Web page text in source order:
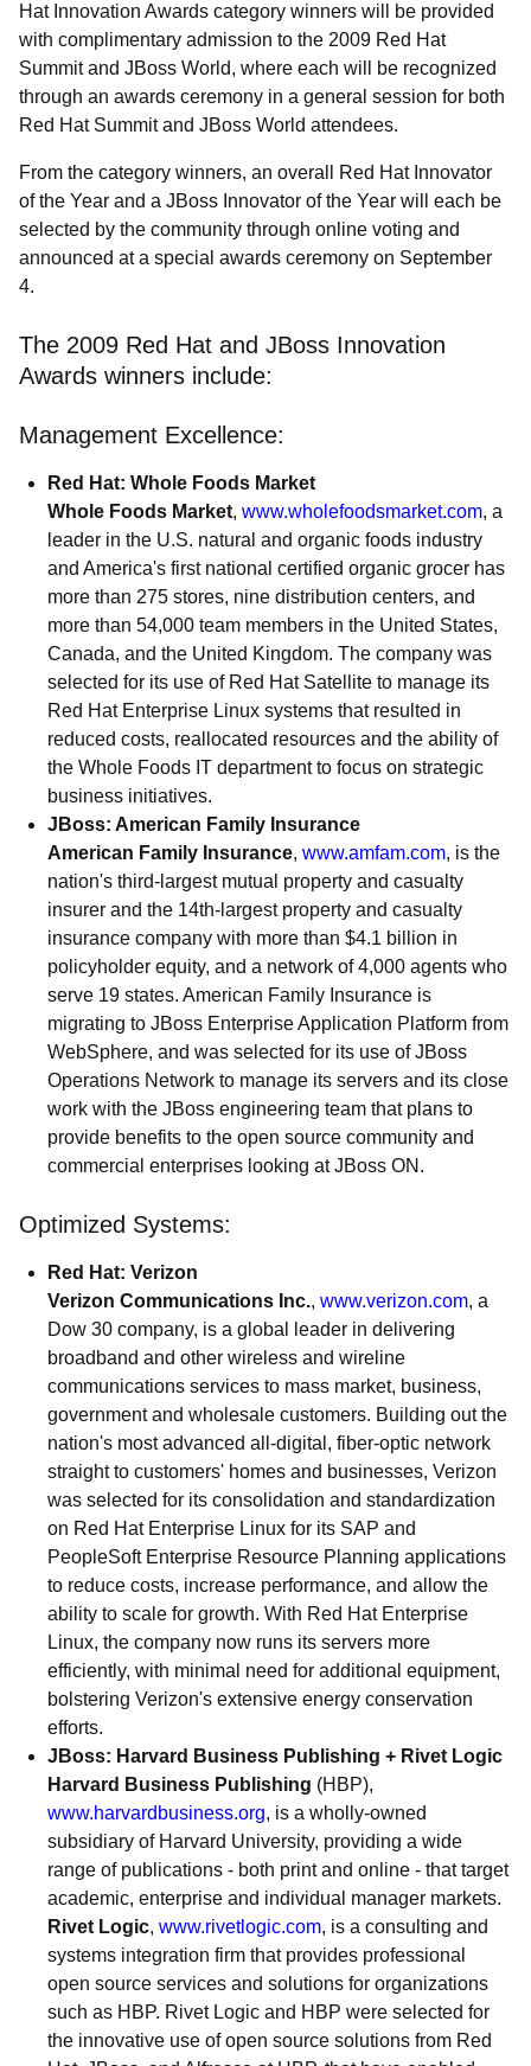
Hat Innovation Awards category winners will be provided
with complimentary admission to the 2009 Red Hat
Summit and JBoss World, where each will be recognized
through an awards ceremony in a general session for both
Red Hat Summit and JBoss World attendees.
From the category winners, an overall Red Hat Innovator
of the Year and a JBoss Innovator of the Year will each be
selected by the community through online voting and
announced at a special awards ceremony on September
4.
The 2009 Red Hat and JBoss Innovation
Awards winners include:
Management Excellence:
Red Hat: Whole Foods Market
Whole Foods Market, www.wholefoodsmarket.com, a
leader in the U.S. natural and organic foods industry
and America's first national certified organic grocer has
more than 275 stores, nine distribution centers, and
more than 54,000 team members in the United States,
Canada, and the United Kingdom. The company was
selected for its use of Red Hat Satellite to manage its
Red Hat Enterprise Linux systems that resulted in
reduced costs, reallocated resources and the ability of
the Whole Foods IT department to focus on strategic
business initiatives.
JBoss: American Family Insurance
American Family Insurance, www.amfam.com, is the
nation's third-largest mutual property and casualty
insurer and the 14th-largest property and casualty
insurance company with more than $4.1 billion in
policyholder equity, and a network of 4,000 agents who
serve 19 states. American Family Insurance is
migrating to JBoss Enterprise Application Platform from
WebSphere, and was selected for its use of JBoss
Operations Network to manage its servers and its close
work with the JBoss engineering team that plans to
provide benefits to the open source community and
commercial enterprises looking at JBoss ON.
Optimized Systems:
Red Hat: Verizon
Verizon Communications Inc., www.verizon.com, a
Dow 30 company, is a global leader in delivering
broadband and other wireless and wireline
communications services to mass market, business,
government and wholesale customers. Building out the
nation's most advanced all-digital, fiber-optic network
straight to customers' homes and businesses, Verizon
was selected for its consolidation and standardization
on Red Hat Enterprise Linux for its SAP and
PeopleSoft Enterprise Resource Planning applications
to reduce costs, increase performance, and allow the
ability to scale for growth. With Red Hat Enterprise
Linux, the company now runs its servers more
efficiently, with minimal need for additional equipment,
bolstering Verizon's extensive energy conservation
efforts.
JBoss: Harvard Business Publishing + Rivet Logic
Harvard Business Publishing (HBP),
www.harvardbusiness.org, is a wholly-owned
subsidiary of Harvard University, providing a wide
range of publications - both print and online - that target
academic, enterprise and individual manager markets.
Rivet Logic, www.rivetlogic.com, is a consulting and
systems integration firm that provides professional
open source services and solutions for organizations
such as HBP. Rivet Logic and HBP were selected for
the innovative use of open source solutions from Red